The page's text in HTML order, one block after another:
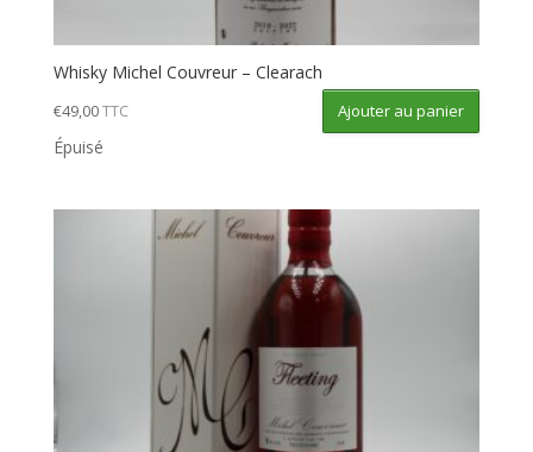
Whisky Michel Couvreur – Clearach
€49,00TTC Ajouter au panier
Épuisé